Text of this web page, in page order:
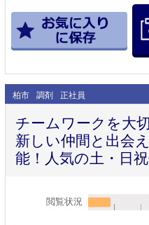
柏市 調剤 正社員
チームワークを大
新しい仲間と出会
能！人気の土・日
閲覧状況